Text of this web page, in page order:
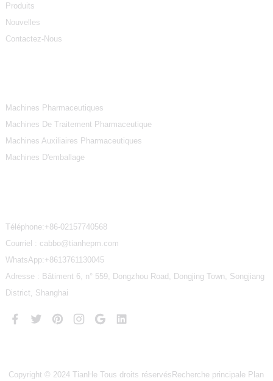
Produits
Nouvelles
Contactez-Nous
Machines Pharmaceutiques
Machines De Traitement Pharmaceutique
Machines Auxiliaires Pharmaceutiques
Machines D'emballage
Téléphone: +86-02157740568
Courriel : cabbo@tianhepm.com
WhatsApp: +8613761130045
Adresse : Bâtiment 6, n° 559, Dongzhou Road, Dongjing Town, Songjiang
District, Shanghai
Copyright © 2024 TianHe Tous droits réservés Recherche principale Plan